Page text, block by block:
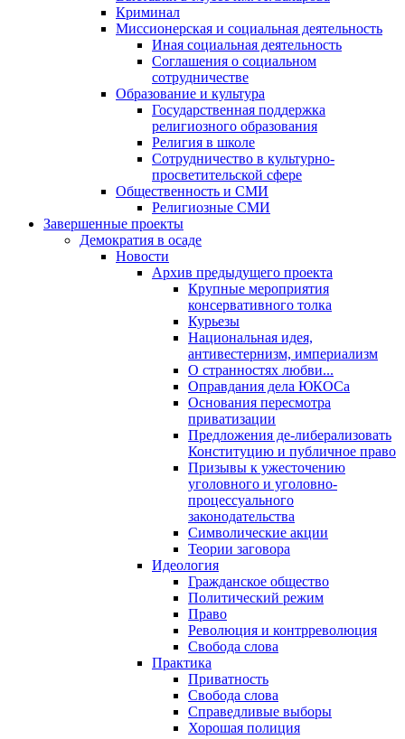
Криминал
Миссионерская и социальная деятельность
Иная социальная деятельность
Соглашения о социальном
сотрудничестве
Образование и культура
Государственная поддержка
религиозного образования
Религия в школе
Сотрудничество в культурно-
просветительской сфере
Общественность и СМИ
Религиозные СМИ
Завершенные проекты
Демократия в осаде
Новости
Архив предыдущего проекта
Крупные мероприятия
консервативного толка
Курьезы
Национальная идея,
антивестернизм, империализм
О странностях любви...
Оправдания дела ЮКОСа
Основания пересмотра
приватизации
Предложения де-либерализовать
Конституцию и публичное право
Призывы к ужесточению
уголовного и уголовно-
процессуального
законодательства
Символические акции
Теории заговора
Идеология
Гражданское общество
Политический режим
Право
Революция и контрреволюция
Свобода слова
Практика
Приватность
Свобода слова
Справедливые выборы
Хорошая полиция